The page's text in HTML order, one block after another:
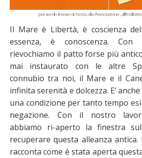
Il Mare è Libertà, è coscienza
essenza, è conoscenza.
rievochiamo il patto forse più
mai instaurato con le altre
connubio tra noi, il Mare e il
infinita serenità e dolcezza. E’
una condizione per tanto tempo
negazione. Con il nostro
abbiamo ri-aperto la finestra
recuperare questa alleanza
racconta come è stata aperta